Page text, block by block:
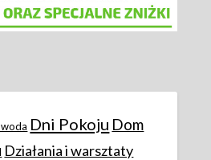
Dni Pokoju Dom
Działania i warsztaty